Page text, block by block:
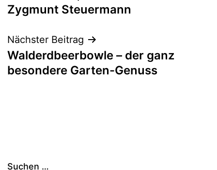
Zygmunt Steuermann
Nächster Beitrag
Walderdbeerbowle – der ganz
besondere Garten-Genuss
Suchen …